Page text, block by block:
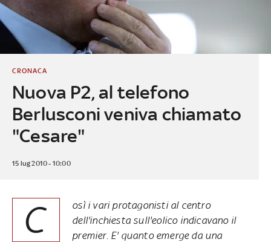
Nuova P2, al telefono
Berlusconi veniva chiamato
"Cesare"
CRONACA
15 lug 2010 - 10:00
C
osì i vari protagonisti al centro
dell'inchiesta sull'eolico indicavano il
premier. E' quanto emerge da una